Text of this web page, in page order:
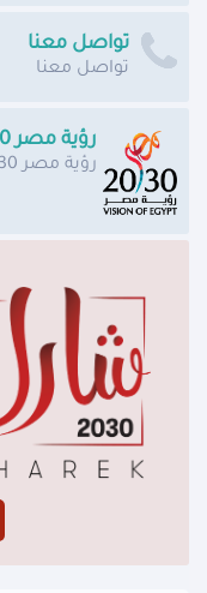
تواصل معنا
تواصل معنا
رؤية مصر 2030
رؤية مصر 2030